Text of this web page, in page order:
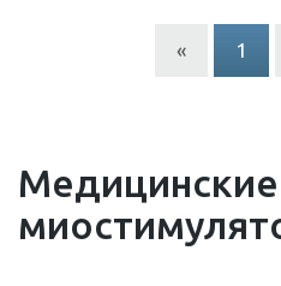
« 1
Медицинские